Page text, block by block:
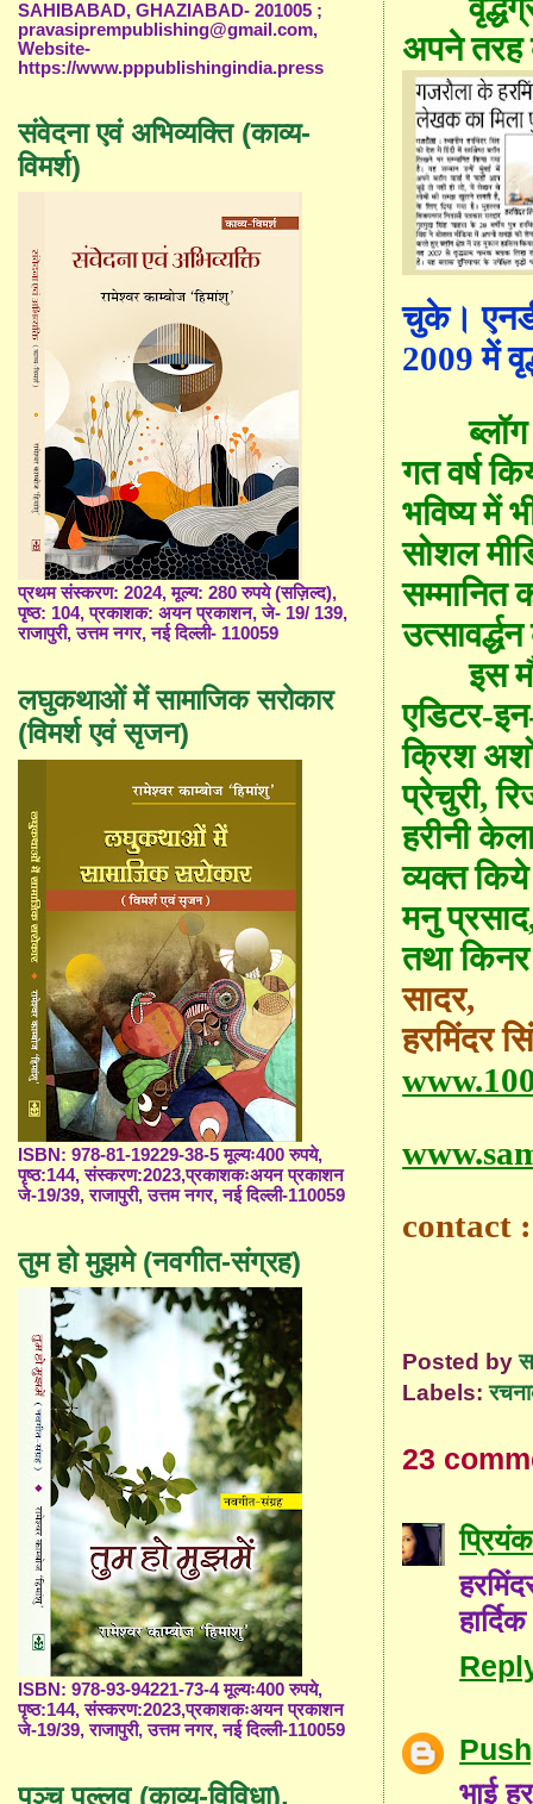
अपने तरह
चुके।
2009 में
गत वर्ष
भविष्य में
सोशल
सम्मानित
इस
एडिटर-
क्रिश
प्रेचुरी,
हरीनी
व्यक्त
मनु
तथा
सादर,
हरमिंदर
contact
Posted by
Labels:
23
भाई
SAHIBABAD, GHAZIABAD- 201005 ;
pravasiprempublishing@gmail.com,
Website-
https://www.pppublishingindia.press
संवेदना एवं अभिव्यक्ति (काव्य-
विमर्श)
प्रथम संस्करण: 2024, मूल्य: 280 रुपये (सज़िल्द),
पृष्ठ: 104, प्रकाशक: अयन प्रकाशन, जे- 19/ 139,
राजापुरी, उत्तम नगर, नई दिल्ली- 110059
लघुकथाओं में सामाजिक सरोकार
(विमर्श एवं सृजन)
ISBN: 978-81-19229-38-5 मूल्यः400 रुपये,
पृष्ठ:144, संस्करण:2023,प्रकाशकःअयन प्रकाशन
जे-19/39, राजापुरी, उत्तम नगर, नई दिल्ली-110059
तुम हो मुझमे (नवगीत-संग्रह)
ISBN: 978-93-94221-73-4 मूल्यः400 रुपये,
पृष्ठ:144, संस्करण:2023,प्रकाशकःअयन प्रकाशन
जे-19/39, राजापुरी, उत्तम नगर, नई दिल्ली-110059
पञ्च पल्लव (काव्य-विविधा),